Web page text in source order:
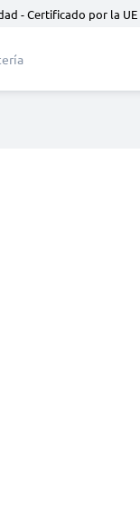
- Certificado por la UE